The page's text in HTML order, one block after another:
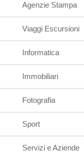
Agenzie Stampa
Viaggi Escursioni
Informatica
Immobiliari
Fotografia
Sport
Servizi e Aziende